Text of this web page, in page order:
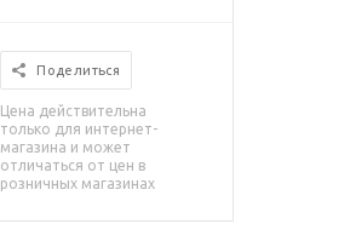
Поделиться
Цена действительна
только для интернет-
магазина и может
отличаться от цен в
розничных магазинах